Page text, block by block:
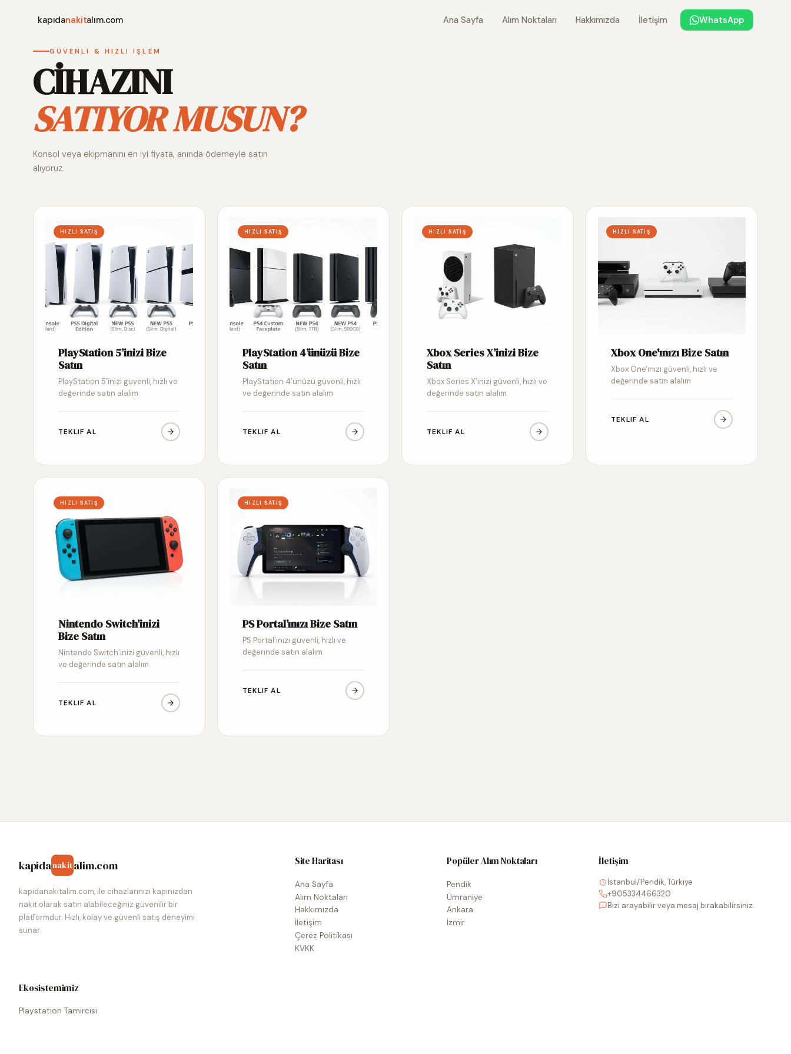
kapıdanakitalım.com Ana Sayfa Alım Noktaları Hakkımızda İletişim WhatsApp
GÜVENLI & HIZLI İŞLEM
CİHAZINI
SATIYOR MUSUN?
Konsol veya ekipmanını en iyi fiyata, anında ödemeyle satın
alıyoruz.
HIZLI SATIŞ
PlayStation 5’inizi Bize
Satın
PlayStation 5’inizi güvenli, hızlı ve
değerinde satın alalım
TEKLIF AL
HIZLI SATIŞ
PlayStation 4’ünüzü Bize
Satın
PlayStation 4’ünüzü güvenli, hızlı
ve değerinde satın alalım
TEKLIF AL
HIZLI SATIŞ
Xbox Series X’inizi Bize
Satın
Xbox Series X’inizi güvenli, hızlı ve
değerinde satın alalım
TEKLIF AL
HIZLI SATIŞ
Xbox One'ınızı Bize Satın
Xbox One'ınızı güvenli, hızlı ve
değerinde satın alalım
TEKLIF AL
HIZLI SATIŞ
Nintendo Switch’inizi
Bize Satın
Nintendo Switch’inizi güvenli, hızlı
ve değerinde satın alalım
TEKLIF AL
HIZLI SATIŞ
PS Portal’ınızı Bize Satın
PS Portal’ınızı güvenli, hızlı ve
değerinde satın alalım
TEKLIF AL
kapidanakitalim.com
kapidanakitalim.com, ile cihazlarınızı kapınızdan
nakit olarak satın alabileceğiniz güvenilir bir
platformdur. Hızlı, kolay ve güvenli satış deneyimi
sunar.
Site Haritası
Ana Sayfa
Alım Noktaları
Hakkımızda
İletişim
Çerez Politikası
KVKK
Popüler Alım Noktaları
Pendik
Ümraniye
Ankara
İzmir
İletişim
İstanbul/Pendik, Türkiye
+905334466320
Bizi arayabilir veya mesaj bırakabilirsiniz.
Ekosistemimiz
Playstation Tamircisi